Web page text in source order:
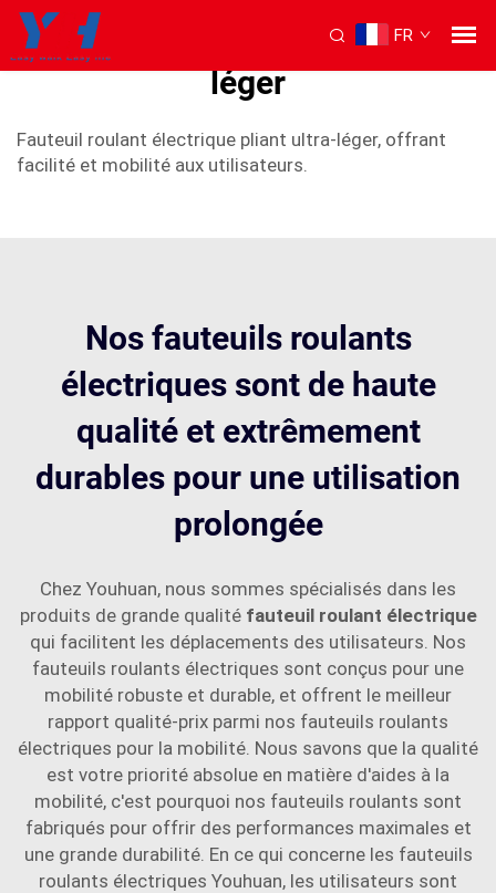
FR
Fauteuil roulant électrique
léger
Fauteuil roulant électrique pliant ultra-léger, offrant
facilité et mobilité aux utilisateurs.
Nos fauteuils roulants
électriques sont de haute
qualité et extrêmement
durables pour une utilisation
prolongée
Chez Youhuan, nous sommes spécialisés dans les
produits de grande qualité fauteuil roulant électrique
qui facilitent les déplacements des utilisateurs. Nos
fauteuils roulants électriques sont conçus pour une
mobilité robuste et durable, et offrent le meilleur
rapport qualité-prix parmi nos fauteuils roulants
électriques pour la mobilité. Nous savons que la qualité
est votre priorité absolue en matière d'aides à la
mobilité, c'est pourquoi nos fauteuils roulants sont
fabriqués pour offrir des performances maximales et
une grande durabilité. En ce qui concerne les fauteuils
roulants électriques Youhuan, les utilisateurs sont